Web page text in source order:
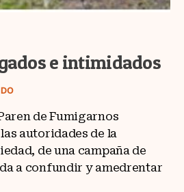
e intimidados
de Fumigarnos
autoridades de la
de una campaña de
a confundir y amedrentar